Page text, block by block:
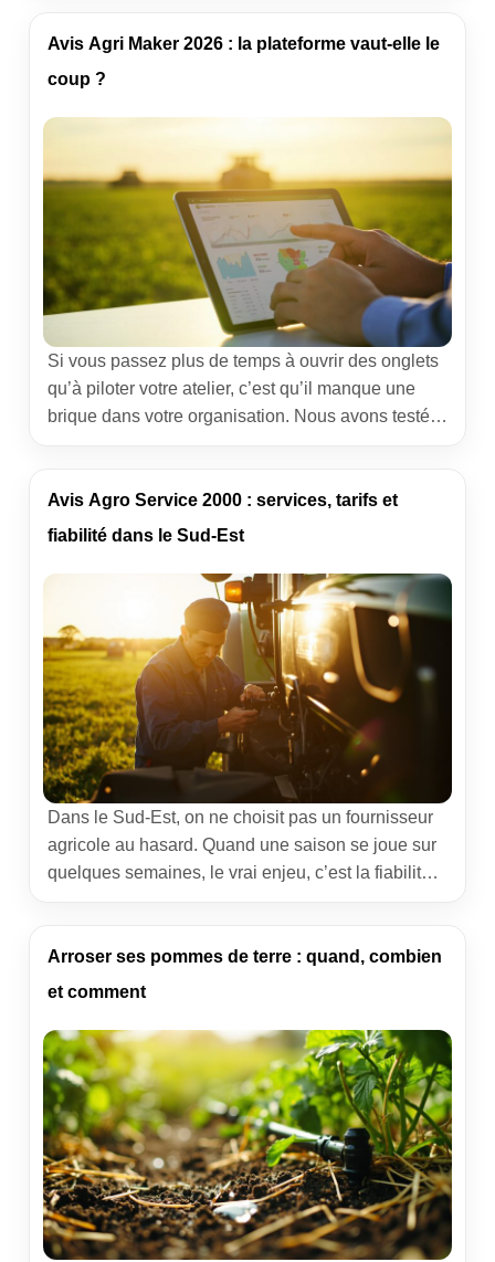
par l’expérience collective, pour savoir quand et
comment rempoter un […]
Avis Agri Maker 2026 : la plateforme vaut-elle le
coup ?
Si vous passez plus de temps à ouvrir des onglets
qu’à piloter votre atelier, c’est qu’il manque une
brique dans votre organisation. Nous avons testé
démarches. Notre promesse aujourd’hui : vous dire
clairement si, en 2026, cet écosystème vaut son
Avis Agro Service 2000 : services, tarifs et
fiabilité dans le Sud-Est
Dans le Sud-Est, on ne choisit pas un fournisseur
agricole au hasard. Quand une saison se joue sur
quelques semaines, le vrai enjeu, c’est la fiabilité,
acteur historique du quart sud-est, pour répondre
clairement à une question simple […]
Arroser ses pommes de terre : quand, combien
et comment